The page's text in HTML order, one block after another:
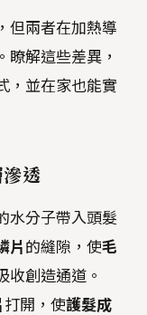
但兩者在加熱導
瞭解這些差異，
，並在家也能實
透
水分子帶入頭髮
片 的縫隙，使毛
收創造通道。
打開，使護髮成